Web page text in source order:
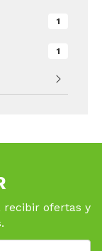
1
1
recibir ofertas y